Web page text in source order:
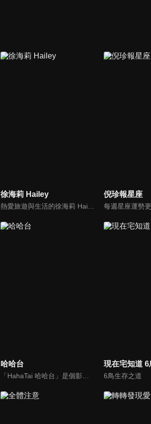
徐海莉 Hailey 倪珍報星座
哈哈台 現在宅知道
6鳥生存之道